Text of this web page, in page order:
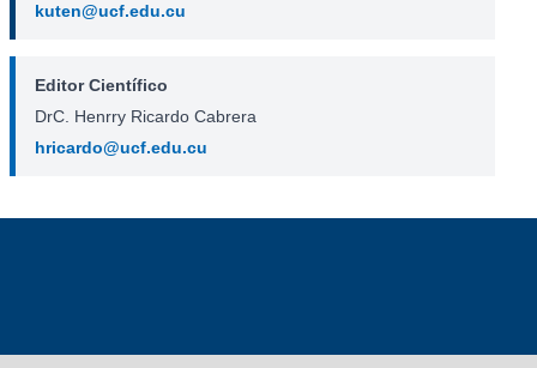
kuten@ucf.edu.cu
Editor Científico
DrC. Henrry Ricardo Cabrera
hricardo@ucf.edu.cu